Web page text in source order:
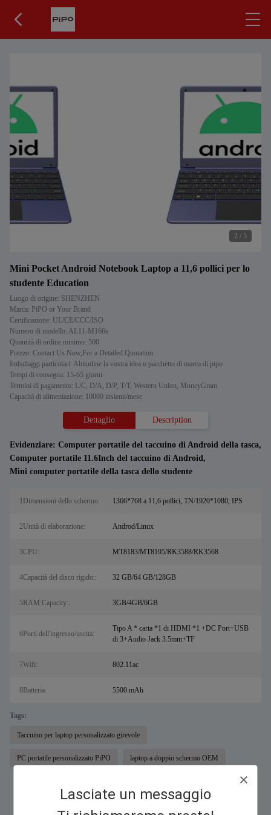
Lasciate un messaggio
2 / 5
Mini Pocket Android Notebook Laptop a 11,6 pollici per lo
studente Education
Luogo di origine: SHENZHEN
Marca: PiPO or Your Brand
Certificazione: UL/CE/CCC/ISO
Numero di modello: AL11-M166s
Quantità di ordine minimo: 500
Prezzo: Contact Us Now,For a Detailed Quotation
Imballaggi particolari: Abitudine la vostra idea o pacchetto di marca di pipo
Tempi di consegna: 15-65 giorni
Termini di pagamento: L/C, D/A, D/P, T/T, Western Union, MoneyGram
Capacità di alimentazione: 10000 insiemi/mese
Dettaglio Description
Evidenziare: Computer portatile del taccuino di Android della tasca,
Computer portatile 11.6Inch del taccuino di Android,
Mini computer portatile della tasca dello studente
1Dimensioni dello schermo: 1366*768 a 11,6 pollici, TN/1920*1080, IPS
2Unità di elaborazione: Androd/Linux
3CPU: MT8183/MT8195/RK3588/RK3568
4Capacità del disco rigido:: 32 GB/64 GB/128GB
5RAM Capacity:: 3GB/4GB/6GB
6Porti dell'ingresso/uscita:
Tipo A * carta *1 di HDMI *1 +DC Port+USB
di 3+Audio Jack 3.5mm+TF
7Wifi: 802.11ac
8Batteria: 5500 mAh
Tags:
Taccuino per laptop personalizzato girevole
PC portatile personalizzato PiPO laptop a doppio schermo OEM